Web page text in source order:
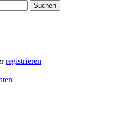
Suchen
registrieren